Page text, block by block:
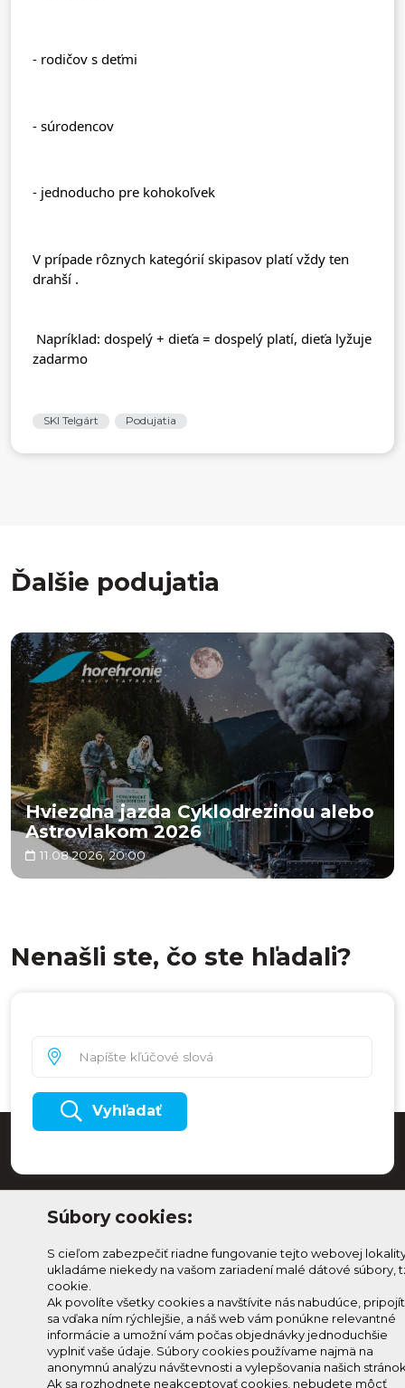
- rodičov s deťmi
- súrodencov
- jednoducho pre kohokoľvek
V prípade rôznych kategórií skipasov platí vždy ten
drahší .
zadarmo
SKI Telgárt Podujatia
Ďalšie podujatia
Hviezdna jazda Cyklodrezinou alebo
Astrovlakom 2026
11.08.2026, 20:00
Nenašli ste, čo ste hľadali?
Vyhľadať
Prihlásenie
Zmeniť
nastavenie
Odoberaj Kam na
Horehroní
Prihlás sa na odber a
Súbory cookies:
S cieľom zabezpečiť riadne fungovanie tejto webovej
ukladáme niekedy na vašom zariadení malé dátové súbory,
cookie.
Ak povolíte všetky cookies a navštívite nás nabudúce,
sa vďaka ním rýchlejšie, a náš web vám ponúkne relevantné
informácie a umožní vám počas objednávky jednoduchšie
vyplniť vaše údaje. Súbory cookies používame najmä na
anonymnú analýzu návštevnosti a vylepšovania našich
Ak sa rozhodnete neakceptovať cookies, nebudete môcť